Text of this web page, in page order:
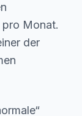
Monat.
der